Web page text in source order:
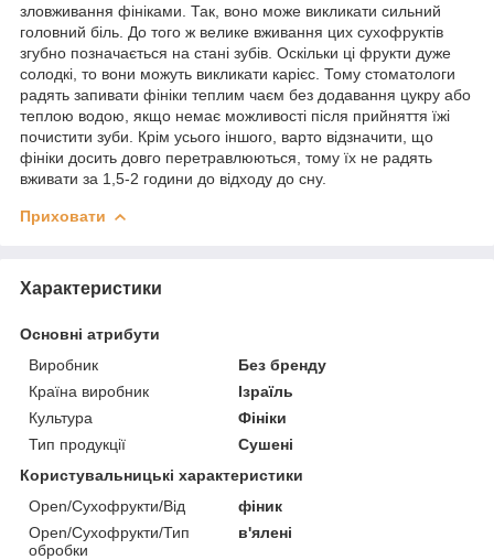
зловживання фініками. Так, воно може викликати сильний
головний біль. До того ж велике вживання цих сухофруктів
згубно позначається на стані зубів. Оскільки ці фрукти дуже
солодкі, то вони можуть викликати карієс. Тому стоматологи
радять запивати фініки теплим чаєм без додавання цукру або
теплою водою, якщо немає можливості після прийняття їжі
почистити зуби. Крім усього іншого, варто відзначити, що
фініки досить довго перетравлюються, тому їх не радять
вживати за 1,5-2 години до відходу до сну.
Приховати
Характеристики
Основні атрибути
Виробник
Без бренду
Країна виробник
Ізраїль
Культура
Фініки
Тип продукції
Сушені
Користувальницькі характеристики
Open/Сухофрукти/Від
фіник
Open/Сухофрукти/Тип
обробки
в'ялені